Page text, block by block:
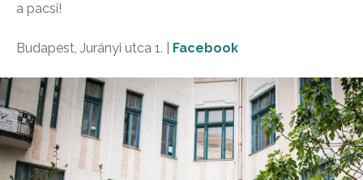
a pacsi!
Budapest, Jurányi utca 1. | Facebook